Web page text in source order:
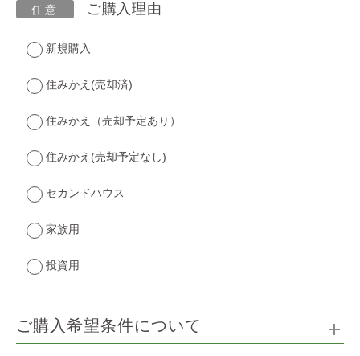
ご購入理由
新規購入
住みかえ(売却済)
住みかえ（売却予定あり）
住みかえ(売却予定なし)
セカンドハウス
家族用
投資用
ご購入希望条件について